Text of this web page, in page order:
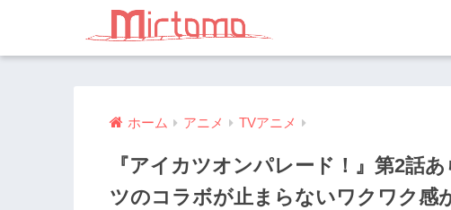
ホーム アニメ TVアニメ
『アイカツオンパレード！』第2話
ツのコラボが止まらないワクワク感